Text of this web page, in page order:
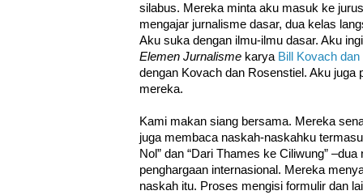
silabus. Mereka minta aku masuk ke
mengajar jurnalisme dasar, dua kelas
Aku suka dengan ilmu-ilmu dasar. Aku
Elemen Jurnalisme karya Bill Kovach
dengan Kovach dan Rosenstiel. Aku juga
mereka.
Kami makan siang bersama. Mereka
juga membaca naskah-naskahku
Nol” dan “Dari Thames ke Ciliwung”
penghargaan internasional. Mereka
naskah itu. Proses mengisi formulir dan